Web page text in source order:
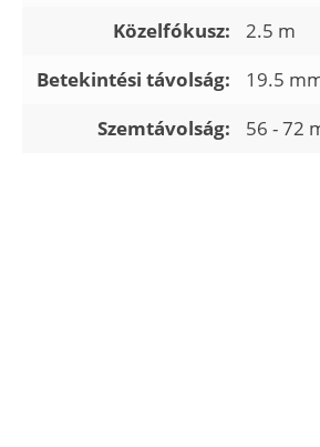
Közelfókusz:
2.5 m
Betekintési távolság:
19.5
Szemtávolság:
56 - 72